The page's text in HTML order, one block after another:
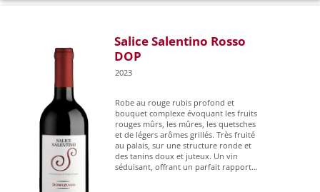
Salice Salentino Rosso
DOP
2023
Robe au rouge rubis profond et
bouquet complexe évoquant les fruits
rouges mûrs, les mûres, les quetsches
et de légers arômes grillés. Très fruité
au palais, sur une structure ronde et
des tanins doux et juteux. Un vin
séduisant, offrant un parfait rapport...